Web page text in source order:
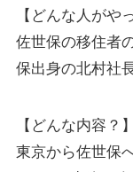
【どんな人がや
佐世保の移住者
保出身の北村社
【どんな内容？】
東京から佐世保